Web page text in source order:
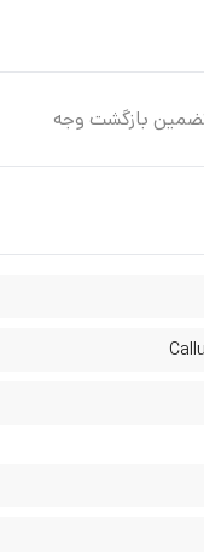
بازگشت وجه